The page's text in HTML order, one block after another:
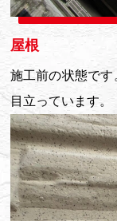
屋根
施工前の状態で
目立っています。